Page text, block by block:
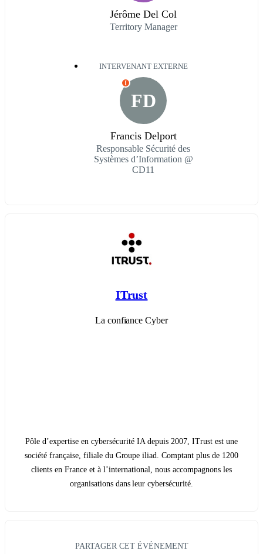
Jérôme Del Col
Territory Manager
INTERVENANT EXTERNE
FD
I
Francis Delport
Responsable Sécurité des
Systèmes d’Information @
CD11
ITrust
La confiance Cyber
Pôle d’expertise en cybersécurité IA depuis 2007, ITrust est une
société française, filiale du Groupe iliad. Comptant plus de 1200
clients en France et à l’international, nous accompagnons les
organisations dans leur cybersécurité.
PARTAGER CET ÉVÉNEMENT